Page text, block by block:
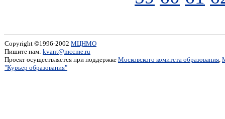
Copyright ©1996-2002 МЦНМО
Пишите нам: kvant@mccme.ru
Проект осуществляется при поддержке Московского комитета образования,
"Курьер образования"